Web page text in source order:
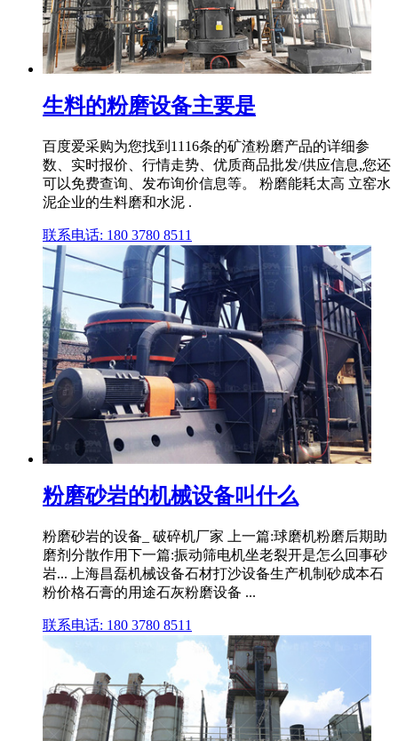
生料的粉磨设备主要是
百度爱采购为您找到1116条的矿渣粉磨产品的详细参
数、实时报价、行情走势、优质商品批发/供应信息,您还
可以免费查询、发布询价信息等。 粉磨能耗太高 立窑水
泥企业的生料磨和水泥 .
联系电话: 180 3780 8511
粉磨砂岩的机械设备叫什么
粉磨砂岩的设备_ 破碎机厂家 上一篇:球磨机粉磨后期助
磨剂分散作用下一篇:振动筛电机坐老裂开是怎么回事砂
岩... 上海昌磊机械设备石材打沙设备生产机制砂成本石
粉价格石膏的用途石灰粉磨设备 ...
联系电话: 180 3780 8511